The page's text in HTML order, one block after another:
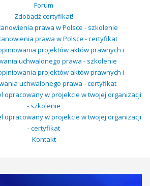
Forum
Zdobądź certyfikat!
prawa w Polsce - szkolenie
prawa w Polsce - certyfikat
projektów aktów prawnych i
uchwalonego prawa - szkolenie
projektów aktów prawnych i
uchwalonego prawa - certyfikat
opracowany w projekcie w twojej organizacji
- szkolenie
opracowany w projekcie w twojej organizacji
- certyfikat
Kontakt